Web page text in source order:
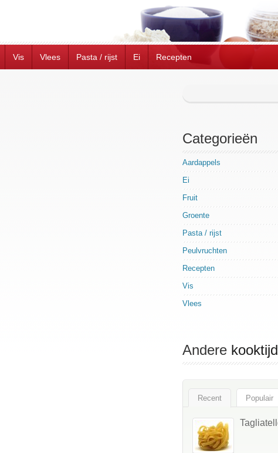
Vis Vlees Pasta / rijst Ei Recepten
Categorieën
Aardappels
Ei
Fruit
Groente
Pasta / rijst
Peulvruchten
Recepten
Vis
Vlees
Andere
Recent Populair